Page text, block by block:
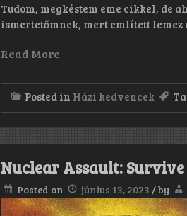
Tudom, megkéstem eme cikkel, de
ismertetőmnek, mert említett lemez
Read More
Posted in Házi kedvencek
Nuclear Assault: Survive
Posted on június 13, 2023 /by